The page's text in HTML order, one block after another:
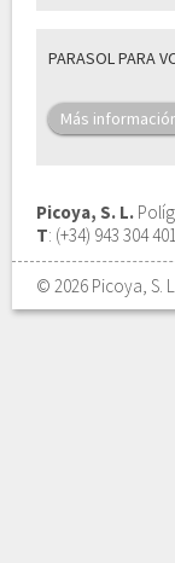
PARASOL PARA
Más
Picoya, S. L.
T: (+34) 943 304 401
© 2026 Picoya, S.